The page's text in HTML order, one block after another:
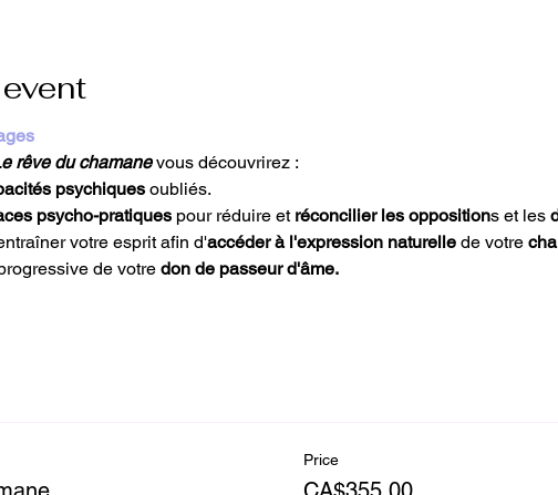
rêve du chamane vous découvrirez :
psychiques oubliés.
psycho-pratiques pour réduire et réconcilier les oppositions et les
votre esprit afin d'accéder à l'expression naturelle de votre
de votre don de passeur d'âme.
Price